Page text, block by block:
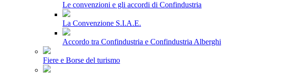
Le convenzioni e gli accordi di Confindustria
La Convenzione S.I.A.E.
Accordo tra Confindustria e Confindustria Alberghi
Fiere e Borse del turismo